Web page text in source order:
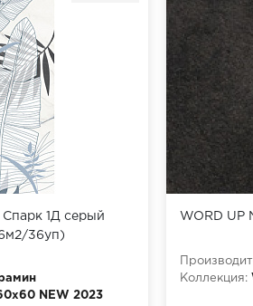
Спарк 1Д серый
36уп)
NEW 2023
WORD UP
Коллекция: